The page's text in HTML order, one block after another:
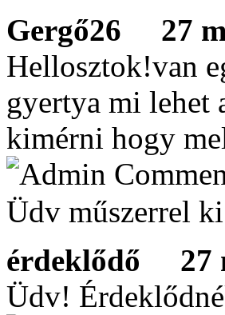
Gergő26
27
Hellosztok!van
gyertya mi lehet
kimérni hogy
Üdv műszerrel
érdeklődő
27
Üdv!